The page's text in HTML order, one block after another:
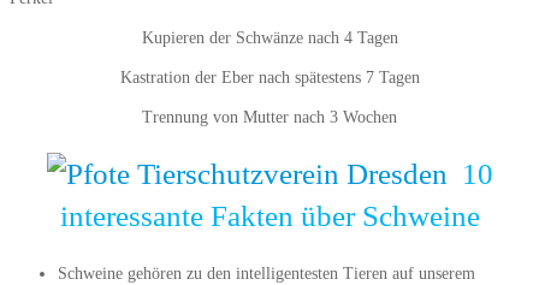
Kupieren der Schwänze nach 4 Tagen
Kastration der Eber nach spätestens 7 Tagen
Trennung von Mutter nach 3 Wochen
10
interessante Fakten über Schweine
Schweine gehören zu den intelligentesten Tieren auf unserem